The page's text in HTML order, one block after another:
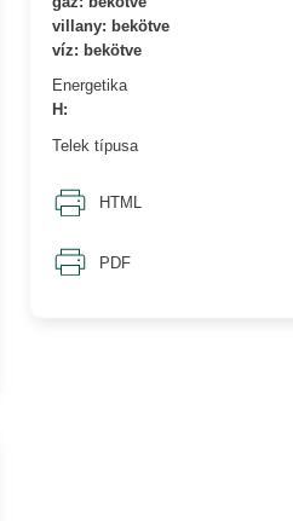
villany: bekötve
víz: bekötve
Energetika
H:
Telek típusa
HTML
PDF